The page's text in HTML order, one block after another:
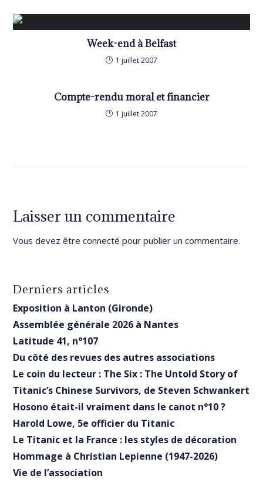
Week-end à Belfast
1 juillet 2007
Compte-rendu moral et financier
1 juillet 2007
Laisser un commentaire
Vous devez êtreconnecté pour publier un commentaire.
Derniers articles
Exposition à Lanton (Gironde)
Assemblée générale 2026 à Nantes
Latitude 41, n°107
Du côté des revues des autres associations
Le coin du lecteur : The Six : The Untold Story of
Titanic’s Chinese Survivors, de Steven Schwankert
Hosono était-il vraiment dans le canot n°10 ?
Harold Lowe, 5e officier du Titanic
Le Titanic et la France : les styles de décoration
Hommage à Christian Lepienne (1947-2026)
Vie de l’association